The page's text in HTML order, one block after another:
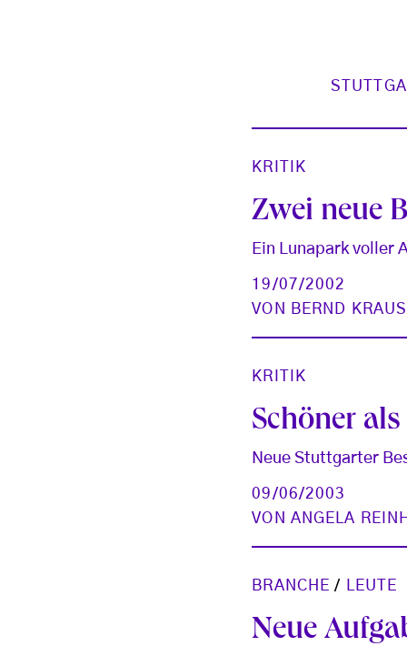
KRITIK
Zwei neue
Ein Lunapark voller
19/07/2002
VON
BERND
KRITIK
Schöner
Neue Stuttgarter
09/06/2003
VON ANGELA
BRANCHE / LEUTE
Neue